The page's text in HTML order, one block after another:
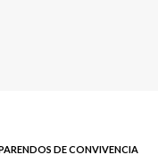
DE CONVIVENCIA